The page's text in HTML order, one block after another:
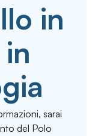
in
sarai
del Polo